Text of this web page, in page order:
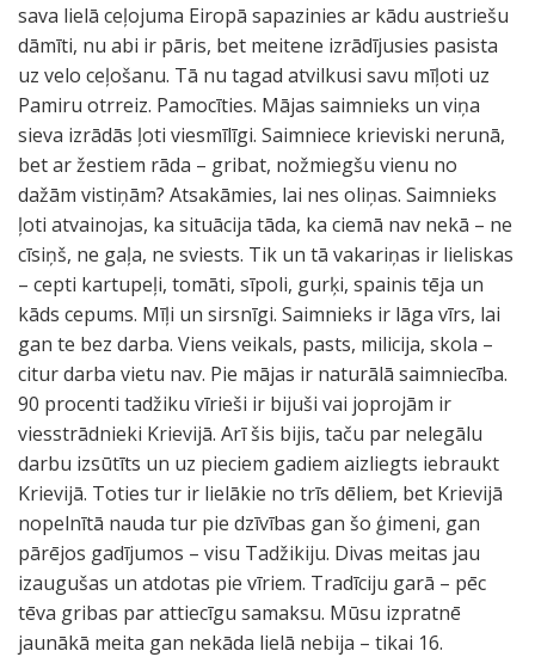
sava lielā ceļojuma Eiropā sapazinies ar kādu austriešu
dāmīti, nu abi ir pāris, bet meitene izrādījusies pasista
uz velo ceļošanu. Tā nu tagad atvilkusi savu mīļoti uz
Pamiru otrreiz. Pamocīties. Mājas saimnieks un viņa
sieva izrādās ļoti viesmīlīgi. Saimniece krieviski nerunā,
bet ar žestiem rāda – gribat, nožmiegšu vienu no
dažām vistiņām? Atsakāmies, lai nes oliņas. Saimnieks
ļoti atvainojas, ka situācija tāda, ka ciemā nav nekā – ne
cīsiņš, ne gaļa, ne sviests. Tik un tā vakariņas ir lieliskas
– cepti kartupeļi, tomāti, sīpoli, gurķi, spainis tēja un
kāds cepums. Mīļi un sirsnīgi. Saimnieks ir lāga vīrs, lai
gan te bez darba. Viens veikals, pasts, milicija, skola –
citur darba vietu nav. Pie mājas ir naturālā saimniecība.
90 procenti tadžiku vīrieši ir bijuši vai joprojām ir
viesstrādnieki Krievijā. Arī šis bijis, taču par nelegālu
darbu izsūtīts un uz pieciem gadiem aizliegts iebraukt
Krievijā. Toties tur ir lielākie no trīs dēliem, bet Krievijā
nopelnītā nauda tur pie dzīvības gan šo ģimeni, gan
pārējos gadījumos – visu Tadžikiju. Divas meitas jau
izaugušas un atdotas pie vīriem. Tradīciju garā – pēc
tēva gribas par attiecīgu samaksu. Mūsu izpratnē
jaunākā meita gan nekāda lielā nebija – tikai 16.